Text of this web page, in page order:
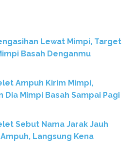
Lewat Mimpi, Target
Basah Denganmu
Ampuh Kirim Mimpi,
Dia Mimpi Basah Sampai Pagi
Sebut Nama Jarak Jauh
Langsung Kena